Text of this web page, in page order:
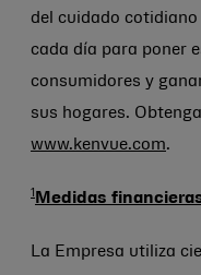
del cuidado
cada día para poner
consumidores y
sus hogares.
www.kenvue.com.
1 Medidas
La Empresa utiliza